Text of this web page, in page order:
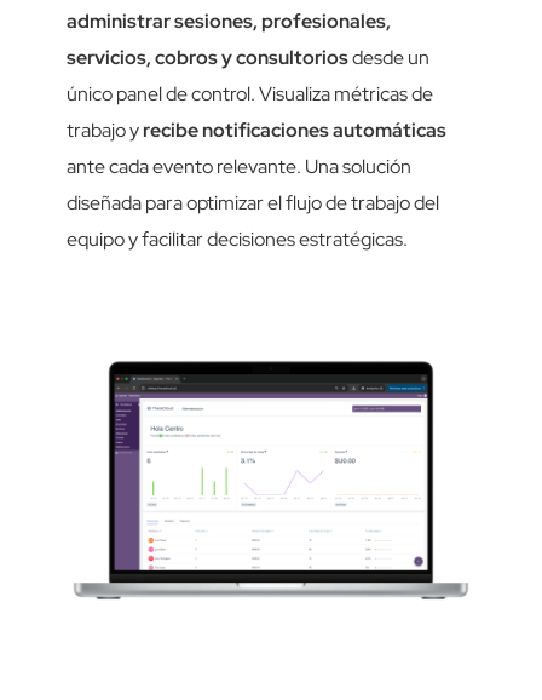
administrar sesiones, profesionales,
servicios, cobros y consultoriosdesde un
único panel de control. Visualiza métricas de
trabajo yrecibe notificaciones automáticas
ante cada evento relevante. Una solución
diseñada para optimizar el flujo de trabajo del
equipo y facilitar decisiones estratégicas.